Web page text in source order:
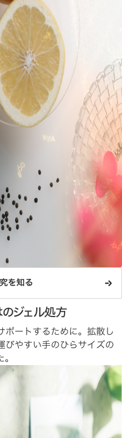
を知る
のジェル処方
ポートするために。拡散し
びやすい手のひらサイズの